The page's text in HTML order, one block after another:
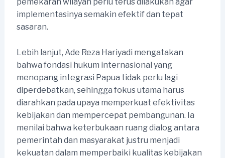
implementasinya semakin efektif dan tepat
sasaran.
Lebih lanjut, Ade Reza Hariyadi mengatakan
bahwa fondasi hukum internasional yang
menopang integrasi Papua tidak perlu lagi
diperdebatkan, sehingga fokus utama harus
diarahkan pada upaya memperkuat efektivitas
kebijakan dan mempercepat pembangunan. Ia
menilai bahwa keterbukaan ruang dialog antara
pemerintah dan masyarakat justru menjadi
kekuatan dalam memperbaiki kualitas kebijakan